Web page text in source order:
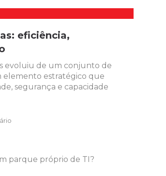
eficiência,
evoluiu de um conjunto de
elemento estratégico que
segurança e capacidade